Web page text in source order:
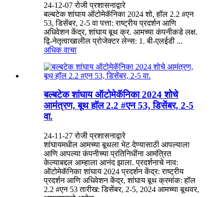
24-12-07 रोजी प्रशासनाद्वारे
बल्बटेक शांघाय ऑटोमेकॅनिका 2024 शो, हॉल 2.2 #एन
53, डिसेंबर, 2-5 वा पत्ता: राष्ट्रीय प्रदर्शन आणि
अधिवेशन केंद्र, शांघाय बूथ क्र. आमच्या कंपनीकडे लक्ष.
द्वि-नेतृत्वाखालील प्रोजेक्टर लेन्स: 1. बी-एलईडी ...
अधिक वाचा
बल्बटेक शांघाय ऑटोमेकॅनिका 2024 शोचे
आमंत्रण, बूथ हॉल 2.2 #एन 53, डिसेंबर, 2-5
वा.
24-11-27 रोजी प्रशासनाद्वारे
शांघायमधील आमच्या बूथला भेट देण्यासाठी आपल्याला
आणि आपल्या कंपनीच्या प्रतिनिधींना आमंत्रित
केल्याबद्दल आम्हाला आनंद झाला. प्रदर्शनाचे नाव:
ऑटोमेकॅनिका शांघाय 2024 प्रदर्शन केंद्र: राष्ट्रीय
प्रदर्शन आणि अधिवेशन केंद्र, शांघाय बूथ क्रमांक: हॉल
2.2 #एन 53 तारीख: डिसेंबर, 2-5, 2024 आमच्या बूथवर,